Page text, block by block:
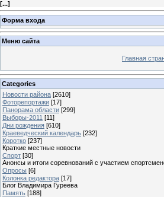
[...]
Форма входа
Меню сайта
Главная
Categories
Новости района [2610]
Фоторепортажи [17]
Панорама области [299]
Выборы-2011 [11]
Дни рождения [610]
Краеведческий календарь [232]
Коротко [237]
Краткие местные новости
Спорт [30]
Анонсы и итоги соревнований с участием
Опросы [6]
Колонка редактора [17]
Блог Владимира Гуреева
Память [188]